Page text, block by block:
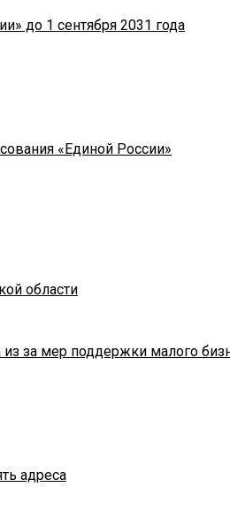
до 1 сентября 2031 года
«Единой России»
области
за мер поддержки малого
адреса